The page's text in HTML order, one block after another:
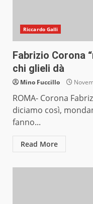
Riccardo Galli
Fabrizio Corona
chi glieli dà
Mino Fuccillo
ROMA- Corona
diciamo così,
fanno...
Read More